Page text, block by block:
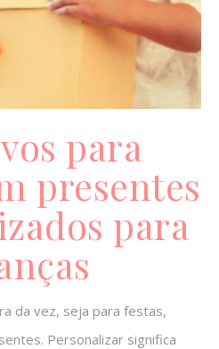
para
presentes
para
da vez, seja para festas,
Personalizar significa